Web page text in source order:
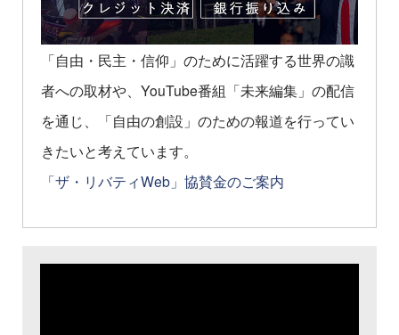
「自由・民主・信仰」のために活躍する世界の識
者への取材や、YouTube番組「未来編集」の配信
を通じ、「自由の創設」のための報道を行ってい
きたいと考えています。
「ザ・リバティWeb」協賛金のご案内